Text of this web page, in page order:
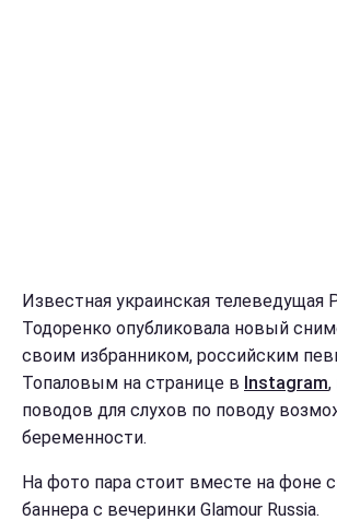
Известная украинская телеведущая
Тодоренко опубликовала новый
своим избранником, российским
Топаловым на странице в Instagram,
поводов для слухов по поводу
беременности.
На фото пара стоит вместе на фоне
баннера с вечеринки Glamour Russia.